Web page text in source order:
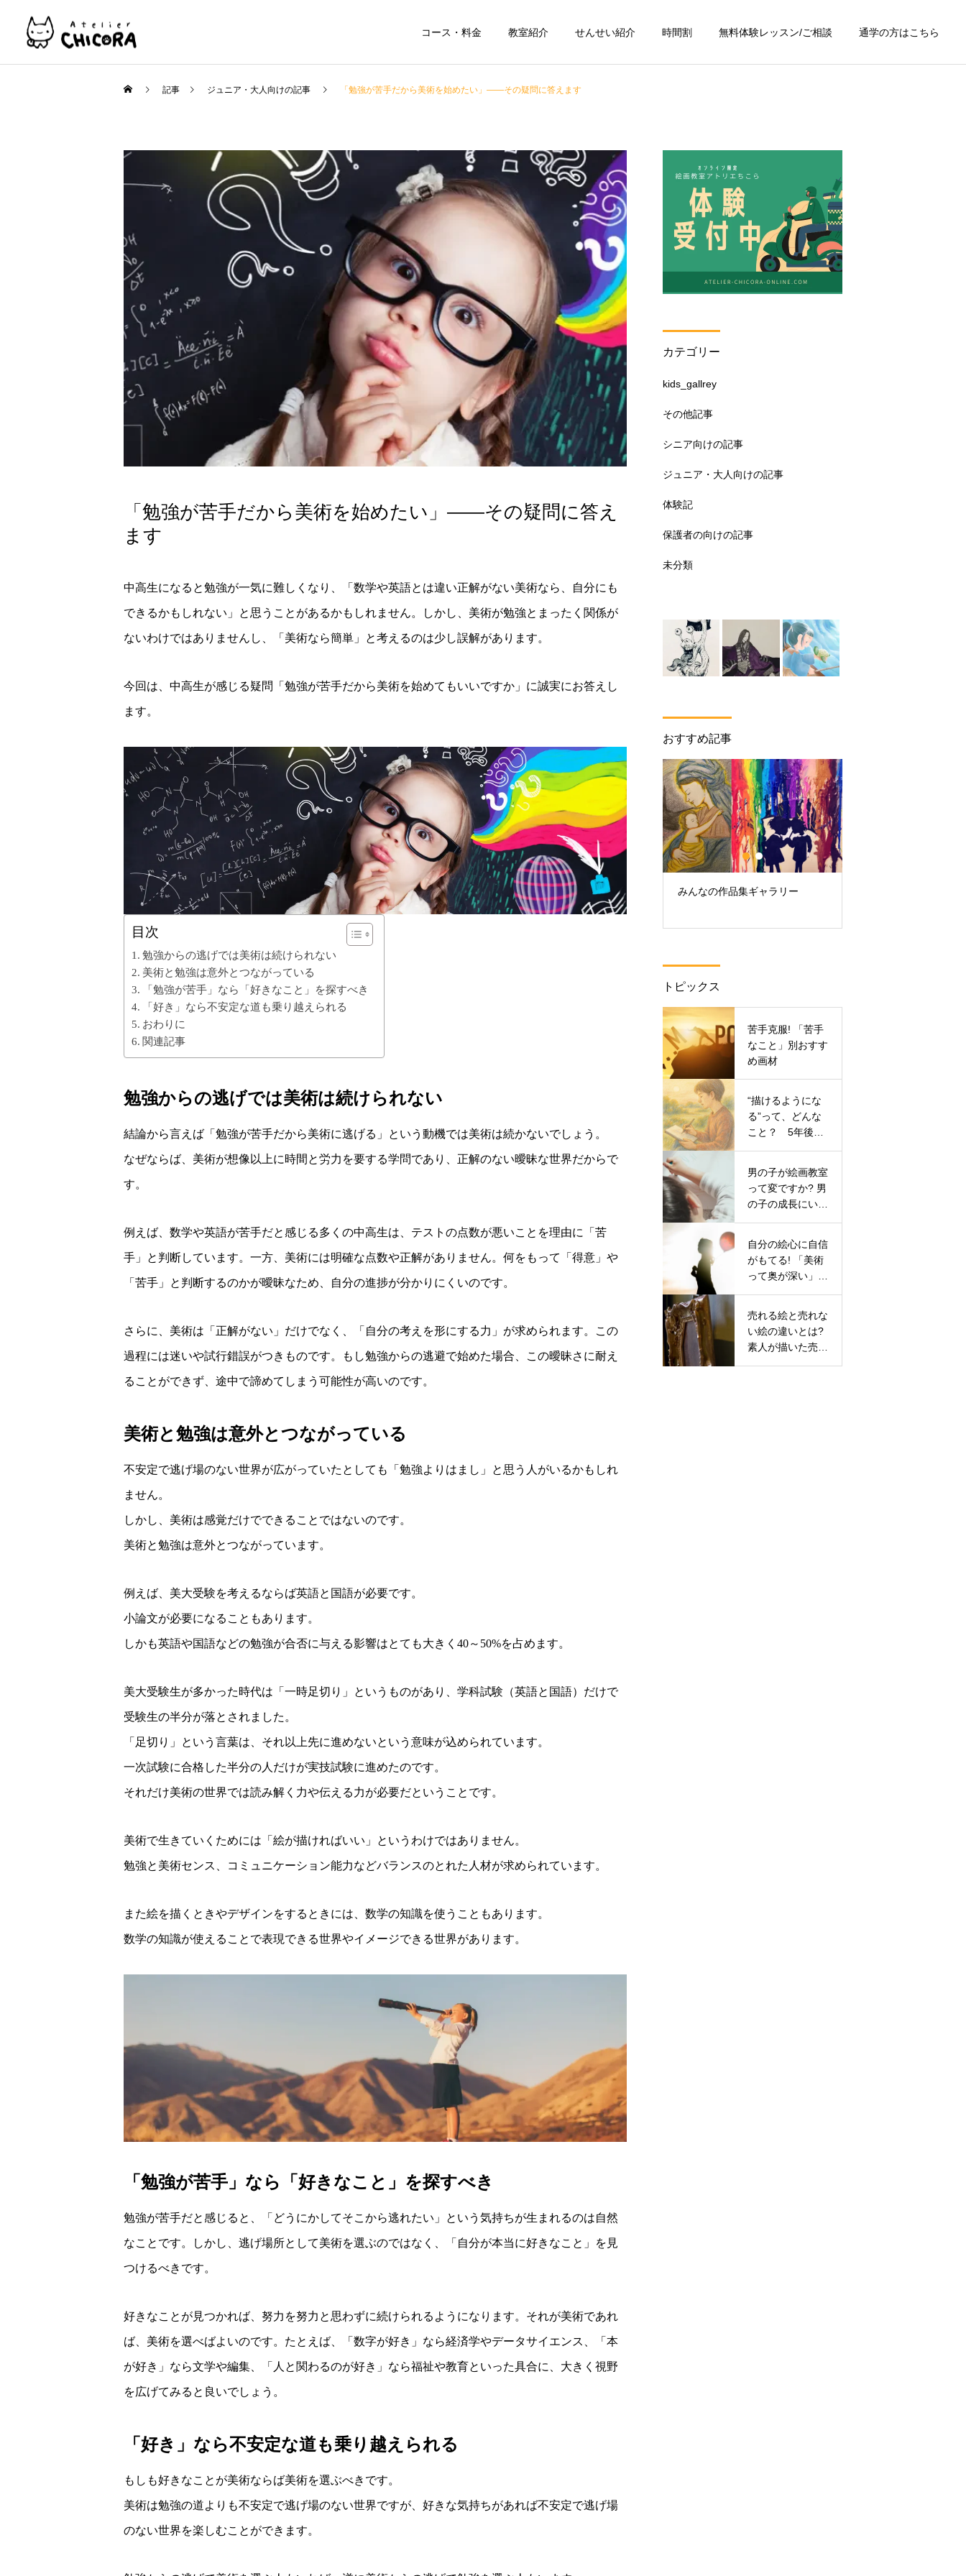
コース・料金 教室紹介 せんせい紹介 時間割 無料体験レッスン/ご相談 通学の方はこちら
グループレッスン
グループレッスン
小学受験
絵画レッスン
グループレッスン
レッスン
色鉛筆画
レッスン
デジタル画
レッスン
ペン画
レッスン
記事 ジュニア・大人向けの記事 「勉強が苦手だから美術を始めたい」――その疑問に答えます
「勉強が苦手だから美術を始めたい」――その疑問に答え
ます
中高生になると勉強が一気に難しくなり、「数学や英語とは違い正解がない美術なら、自分にも
できるかもしれない」と思うことがあるかもしれません。しかし、美術が勉強とまったく関係が
ないわけではありませんし、「美術なら簡単」と考えるのは少し誤解があります。
今回は、中高生が感じる疑問「勉強が苦手だから美術を始めてもいいですか」に誠実にお答えし
ます。
目次
勉強からの逃げでは美術は続けられない
美術と勉強は意外とつながっている
「勉強が苦手」なら「好きなこと」を探すべき
「好き」なら不安定な道も乗り越えられる
おわりに
関連記事
勉強からの逃げでは美術は続けられない
結論から言えば「勉強が苦手だから美術に逃げる」という動機では美術は続かないでしょう。
なぜならば、美術が想像以上に時間と労力を要する学問であり、正解のない曖昧な世界だからで
す。
例えば、数学や英語が苦手だと感じる多くの中高生は、テストの点数が悪いことを理由に「苦
手」と判断しています。一方、美術には明確な点数や正解がありません。何をもって「得意」や
「苦手」と判断するのかが曖昧なため、自分の進捗が分かりにくいのです。
さらに、美術は「正解がない」だけでなく、「自分の考えを形にする力」が求められます。この
過程には迷いや試行錯誤がつきものです。もし勉強からの逃避で始めた場合、この曖昧さに耐え
ることができず、途中で諦めてしまう可能性が高いのです。
美術と勉強は意外とつながっている
不安定で逃げ場のない世界が広がっていたとしても「勉強よりはまし」と思う人がいるかもしれ
ません。
しかし、美術は感覚だけでできることではないのです。
美術と勉強は意外とつながっています。
例えば、美大受験を考えるならば英語と国語が必要です。
小論文が必要になることもあります。
しかも英語や国語などの勉強が合否に与える影響はとても大きく40～50%を占めます。
美大受験生が多かった時代は「一時足切り」というものがあり、学科試験（英語と国語）だけで
受験生の半分が落とされました。
「足切り」という言葉は、それ以上先に進めないという意味が込められています。
一次試験に合格した半分の人だけが実技試験に進めたのです。
それだけ美術の世界では読み解く力や伝える力が必要だということです。
美術で生きていくためには「絵が描ければいい」というわけではありません。
勉強と美術センス、コミュニケーション能力などバランスのとれた人材が求められています。
また絵を描くときやデザインをするときには、数学の知識を使うこともあります。
数学の知識が使えることで表現できる世界やイメージできる世界があります。
「勉強が苦手」なら「好きなこと」を探すべき
勉強が苦手だと感じると、「どうにかしてそこから逃れたい」という気持ちが生まれるのは自然
なことです。しかし、逃げ場所として美術を選ぶのではなく、「自分が本当に好きなこと」を見
つけるべきです。
好きなことが見つかれば、努力を努力と思わずに続けられるようになります。それが美術であれ
ば、美術を選べばよいのです。たとえば、「数字が好き」なら経済学やデータサイエンス、「本
が好き」なら文学や編集、「人と関わるのが好き」なら福祉や教育といった具合に、大きく視野
を広げてみると良いでしょう。
「好き」なら不安定な道も乗り越えられる
もしも好きなことが美術ならば美術を選ぶべきです。
美術は勉強の道よりも不安定で逃げ場のない世界ですが、好きな気持ちがあれば不安定で逃げ場
のない世界を楽しむことができます。
カテゴリー
kids_gallrey
その他記事
シニア向けの記事
ジュニア・大人向けの記事
体験記
保護者の向けの記事
未分類
おすすめ記事
オンライン絵画教室とは？
基本的なチェック項目を初心者
みんなの作品集ギャラリー
トピックス
苦手克服! 「苦手
なこと」別おすす
め画材
“描けるようにな
る”って、どんな
こと？ 5年後の
男の子が絵画教室
って変ですか? 男
の子の成長にいい
自分の絵心に自信
がもてる! 「美術
って奥が深い」と
売れる絵と売れな
い絵の違いとは?
素人が描いた売れ